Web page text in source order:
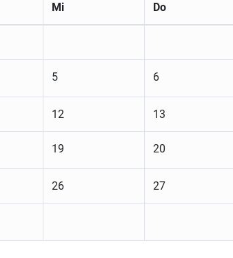
Mi Do
5 6
12 13
19 20
26 27